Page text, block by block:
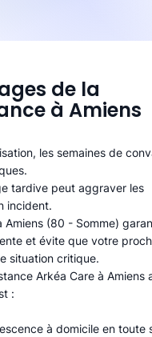
de la
à Amiens
les semaines de
tardive peut aggraver les
incident.
Amiens (80 - Somme)
et évite que votre
situation critique.
Arkéa Care à Amiens
:
à domicile en toute